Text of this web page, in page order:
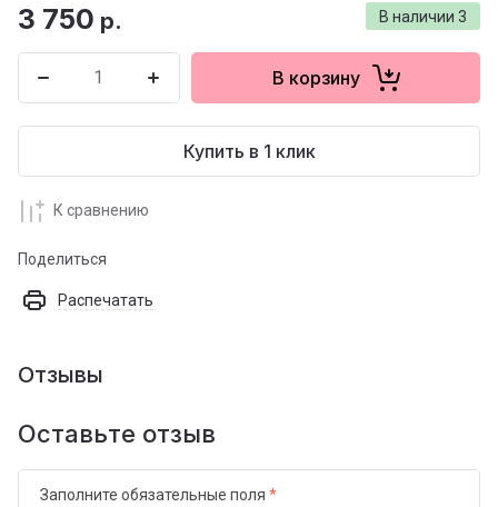
В наличии 3
3 750 р.
В корзину
Купить в 1 клик
К сравнению
Поделиться
Распечатать
Отзывы
Оставьте отзыв
Заполните обязательные поля *